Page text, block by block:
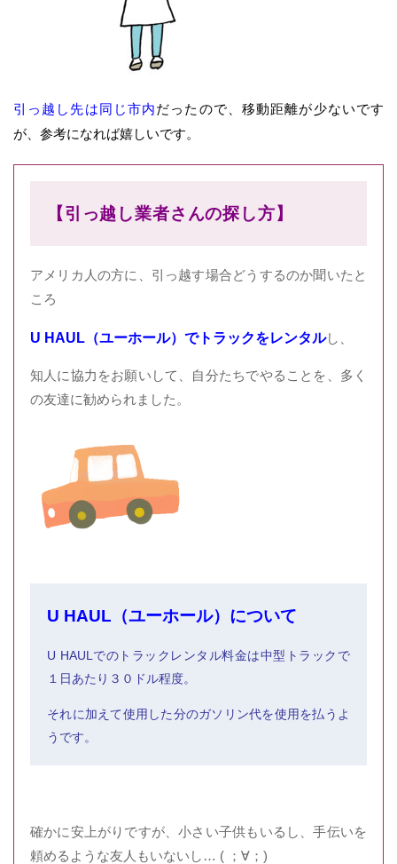
引っ越し先は同じ市内だったので、移動距離が少ないです
が、参考になれば嬉しいです。
【引っ越し業者さんの探し方】
アメリカ人の方に、引っ越す場合どうするのか聞いたと
ころ
U HAUL（ユーホール）でトラックをレンタルし、
知人に協力をお願いして、自分たちでやることを、多く
の友達に勧められました。
U HAUL（ユーホール）について
U HAULでのトラックレンタル料金は中型トラックで
１日あたり３０ドル程度。
それに加えて使用した分のガソリン代を使用を払うよ
うです。
確かに安上がりですが、小さい子供もいるし、手伝いを
頼めるような友人もいないし… ( ；∀；)